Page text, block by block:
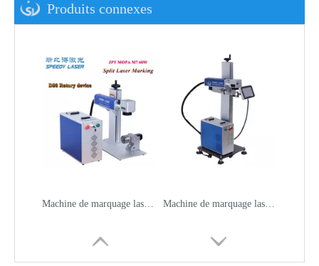
Produits connexes
Machine de marquage laser JPT MOPA 60W M7 Machine de marquage laser à fibre de convoyeur volant